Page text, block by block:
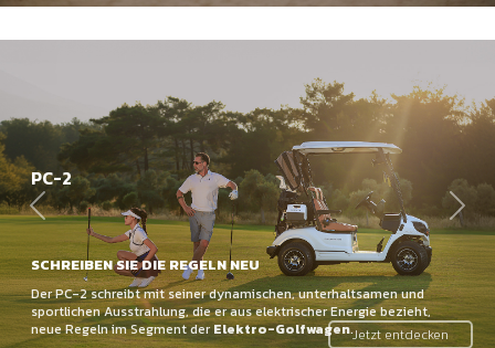
PC-2
SCHREIBEN SIE DIE REGELN NEU
Der PC-2 schreibt mit seiner dynamischen, unterhaltsamen und
sportlichen Ausstrahlung, die er aus elektrischer Energie bezieht,
neue Regeln im Segment derElektro-Golfwagen.Jetzt entdecken
Zurück